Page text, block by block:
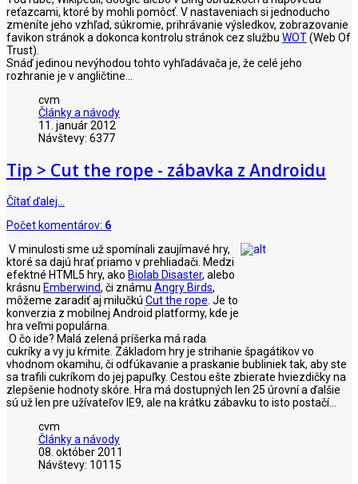
reťazcami, ktoré by mohli pomôcť. V nastaveniach si jednoducho
zmeníte jeho vzhľad, súkromie, prihrávanie výsledkov, zobrazovanie
favikon stránok a dokonca kontrolu stránok cez službu WOT(Web Of
Trust).
Snáď jedinou nevýhodou tohto vyhľadávača je, že celé jeho
rozhranie je v angličtine...
cvm
Články a návody
11. január 2012
Návštevy: 6377
Tip > Cut the rope - zábavka z Androidu
Čítať ďalej…
Počet komentárov: 6
V minulosti sme už spomínali zaujímavé hry,
ktoré sa dajú hrať priamo v prehliadači. Medzi
efektné HTML5 hry, ako Biolab Disaster, alebo
krásnu Emberwind, či známu Angry Birds,
môžeme zaradiť aj milučkú Cut the rope. Je to
konverzia z mobilnej Android platformy, kde je
hra veľmi populárna.
O čo ide? Malá zelená príšerka má rada
cukríky a vy ju kŕmite. Základom hry je strihanie špagátikov vo
vhodnom okamihu, či odfúkavanie a praskanie bubliniek tak, aby ste
sa trafili cukríkom do jej papuľky. Cestou ešte zbierate hviezdičky na
zlepšenie hodnoty skóre. Hra má dostupných len 25 úrovní a ďalšie
sú už len pre užívateľov IE9, ale na krátku zábavku to isto postačí...
cvm
Články a návody
08. október 2011
Návštevy: 10115